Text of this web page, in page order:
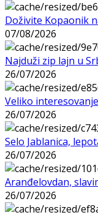
Doživite Kopaonik
07/08/2026
Najduži zip lajn u
26/07/2026
Veliko
26/07/2026
Selo Jablanica,
26/07/2026
Aranđelovdan,
26/07/2026